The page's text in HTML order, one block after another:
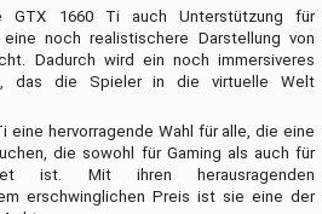
GTX 1660 Ti auch Unterstützung für
noch realistischere Darstellung von
Dadurch wird ein noch immersiveres
das die Spieler in die virtuelle Welt
eine hervorragende Wahl für alle, die eine
die sowohl für Gaming als auch für
ist. Mit ihren herausragenden
erschwinglichen Preis ist sie eine der